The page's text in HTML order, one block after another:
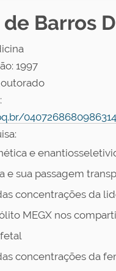
Barros
1997
0407268680986314
e
e sua passagem
concentrações da
MEGX nos
concentrações da